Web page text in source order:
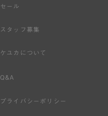
セール
スタッフ募集
ケユカについて
Q&A
プライバシーポリシー